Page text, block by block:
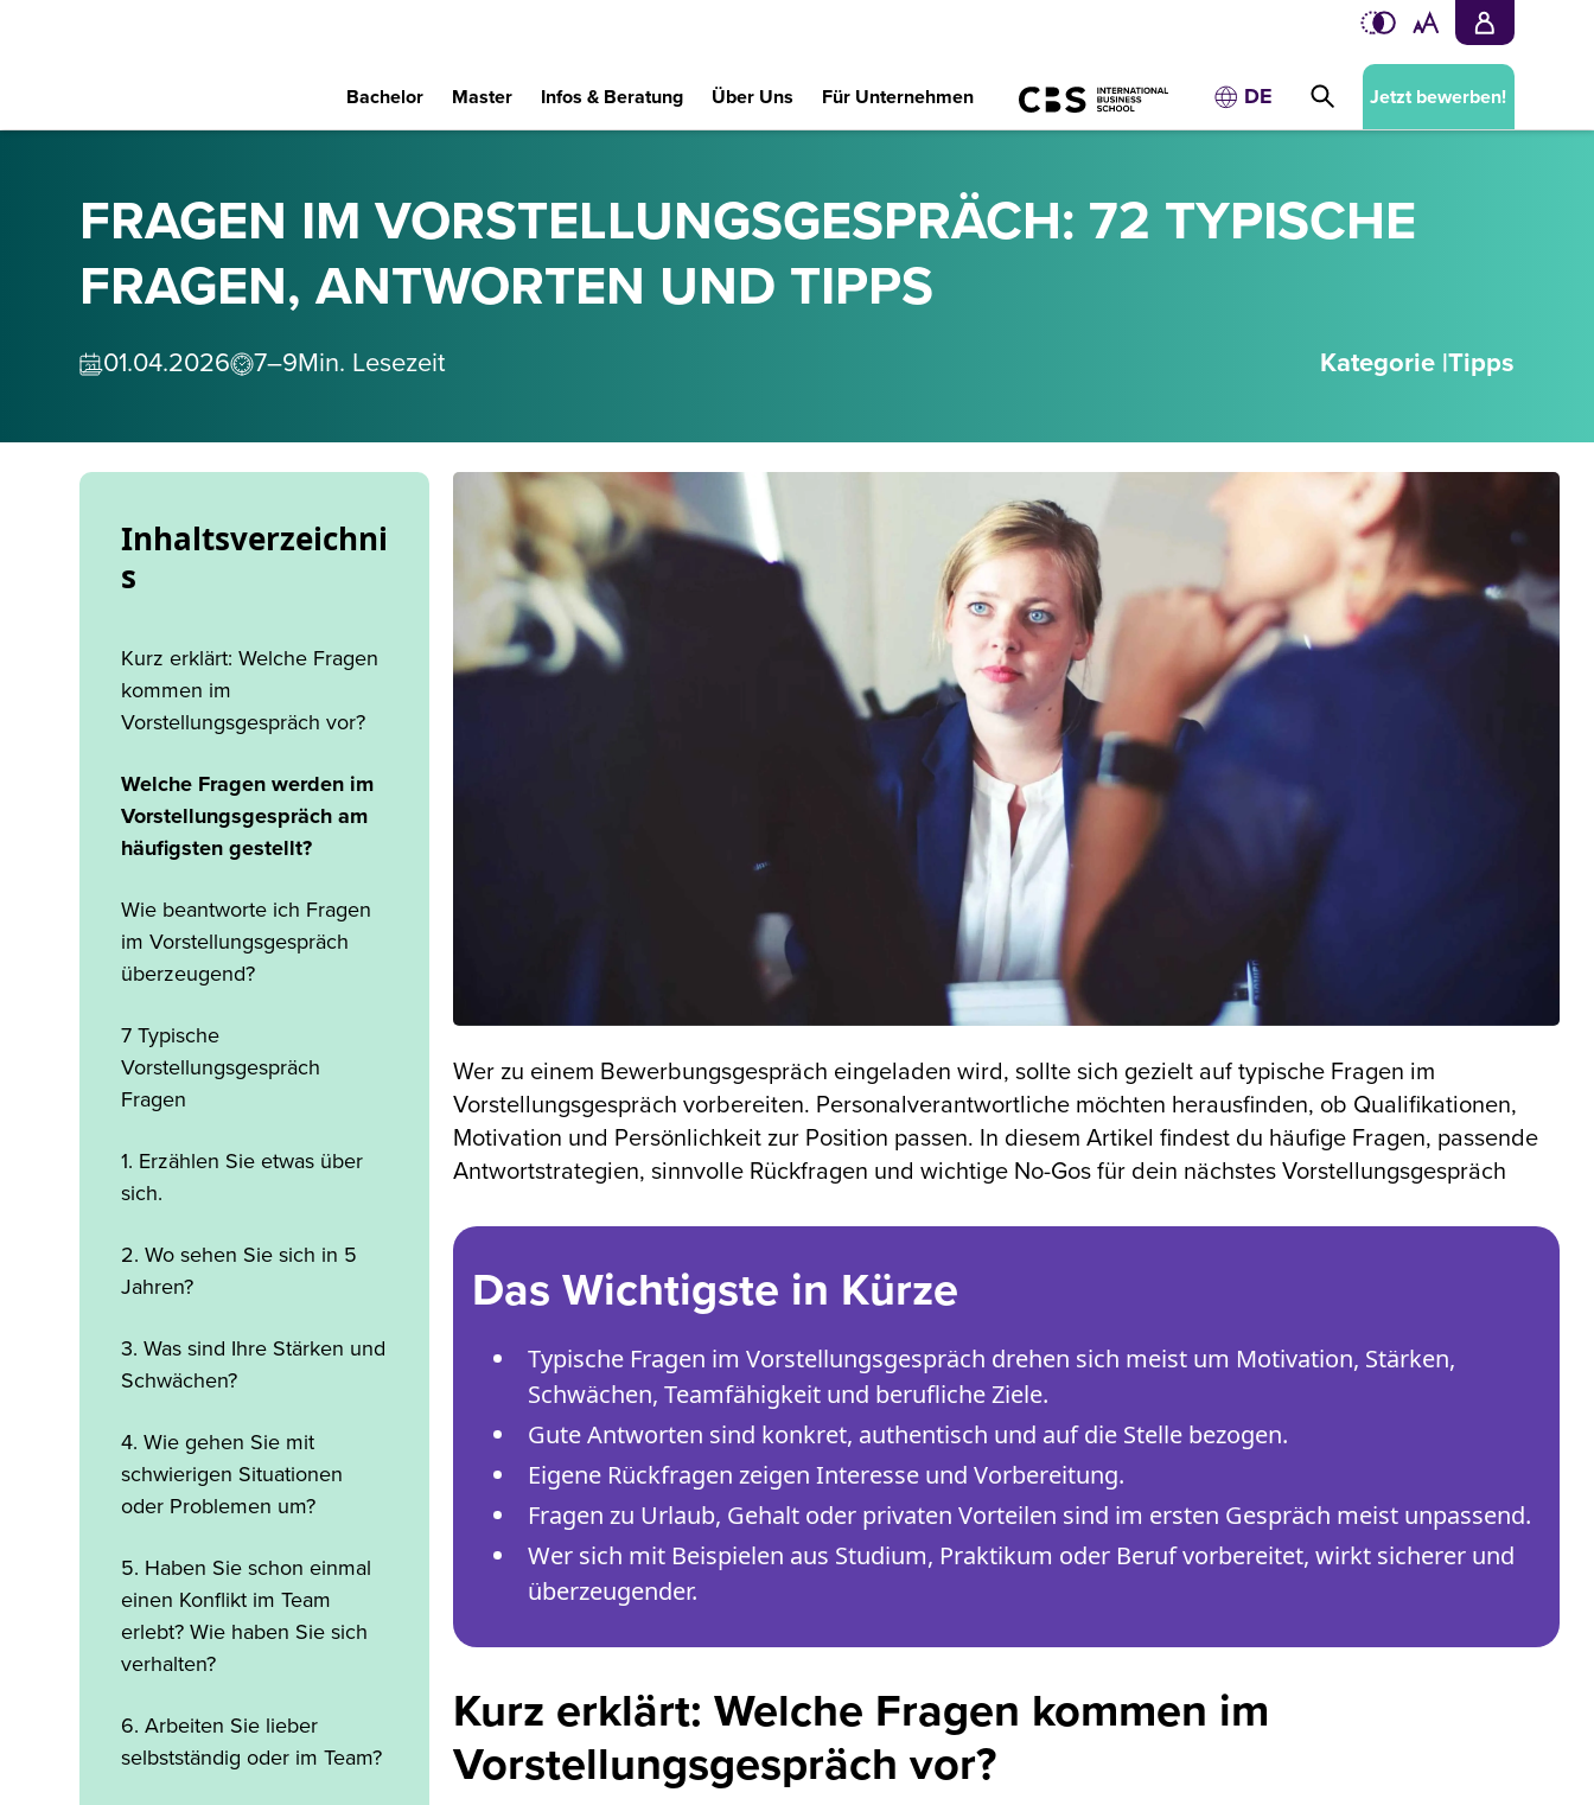
Bachelor Master Infos & Beratung Über Uns Für Unternehmen DE Jetzt bewerben!
FRAGEN IM VORSTELLUNGSGESPRÄCH: 72 TYPISCHE
FRAGEN, ANTWORTEN UND TIPPS
01.04.2026 7–9Min. Lesezeit Kategorie |Tipps
Inhaltsverzeichni
s
Kurz erklärt: Welche Fragen
kommen im
Vorstellungsgespräch vor?
Welche Fragen werden im
Vorstellungsgespräch am
häufigsten gestellt?
Wie beantworte ich Fragen
im Vorstellungsgespräch
überzeugend?
7 Typische
Vorstellungsgespräch
Fragen
1. Erzählen Sie etwas über
sich.
2. Wo sehen Sie sich in 5
Jahren?
3. Was sind Ihre Stärken und
Schwächen?
4. Wie gehen Sie mit
schwierigen Situationen
oder Problemen um?
5. Haben Sie schon einmal
einen Konflikt im Team
erlebt? Wie haben Sie sich
verhalten?
6. Arbeiten Sie lieber
selbstständig oder im Team?
Wer zu einem Bewerbungsgespräch eingeladen wird, sollte sich gezielt auf typische Fragen im
Vorstellungsgespräch vorbereiten. Personalverantwortliche möchten herausfinden, ob Qualifikationen,
Motivation und Persönlichkeit zur Position passen. In diesem Artikel findest du häufige Fragen, passende
Antwortstrategien, sinnvolle Rückfragen und wichtige No-Gos für dein nächstes Vorstellungsgespräch
Das Wichtigste in Kürze
Typische Fragen im Vorstellungsgespräch drehen sich meist um Motivation, Stärken,
Schwächen, Teamfähigkeit und berufliche Ziele.
Gute Antworten sind konkret, authentisch und auf die Stelle bezogen.
Eigene Rückfragen zeigen Interesse und Vorbereitung.
Fragen zu Urlaub, Gehalt oder privaten Vorteilen sind im ersten Gespräch meist unpassend.
Wer sich mit Beispielen aus Studium, Praktikum oder Beruf vorbereitet, wirkt sicherer und
überzeugender.
Kurz erklärt: Welche Fragen kommen im
Vorstellungsgespräch vor?